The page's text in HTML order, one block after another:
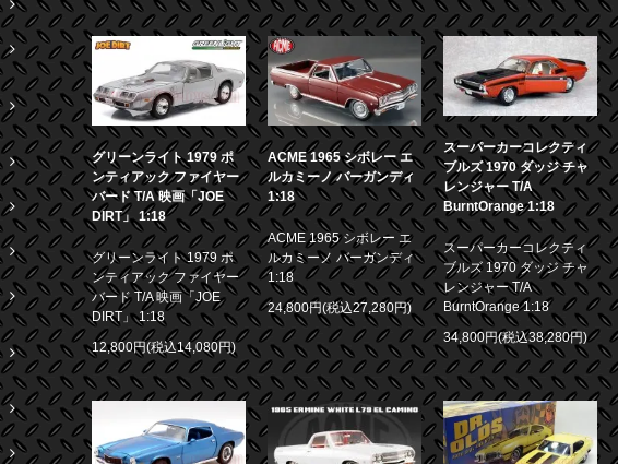
グリーンライト 1979 ポ
ンティアック ファイヤー
バード T/A 映画「JOE
DIRT」 1:18
グリーンライト 1979 ポ
ンティアック ファイヤー
バード T/A 映画「JOE
DIRT」 1:18
12,800円(税込14,080円)
ACME 1965 シボレー エ
ルカミーノ バーガンディ
1:18
ACME 1965 シボレー エ
ルカミーノ バーガンディ
1:18
24,800円(税込27,280円)
スーパーカーコレクティ
ブルズ 1970 ダッジ チャ
レンジャー T/A
BurntOrange 1:18
スーパーカーコレクティ
ブルズ 1970 ダッジ チャ
レンジャー T/A
BurntOrange 1:18
34,800円(税込38,280円)